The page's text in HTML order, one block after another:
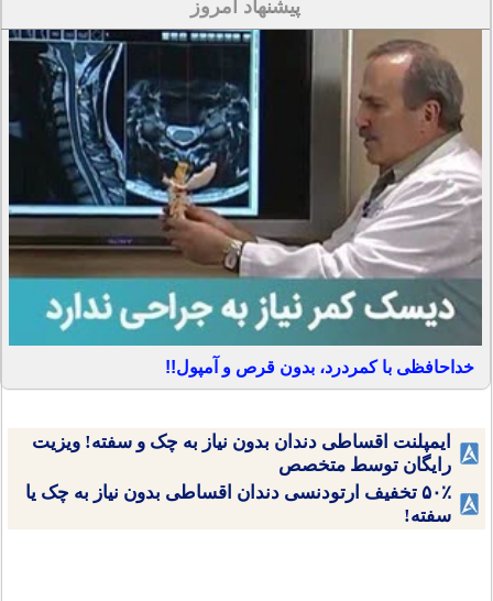
پیشنهاد امروز
خداحافظی با کمردرد، بدون قرص و آمپول!!
ایمپلنت اقساطی دندان بدون نیاز به چک و سفته! ویزیت
رایگان توسط متخصص
۵۰٪ تخفیف ارتودنسی دندان اقساطی بدون نیاز به چک یا
سفته!